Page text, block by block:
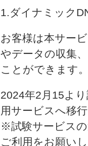
1.ダイナミック
お客様は本サー
やデータの収集
ことができます
2024年2月15よ
用サービスへ移
※試験サービス
ご利用をお願い